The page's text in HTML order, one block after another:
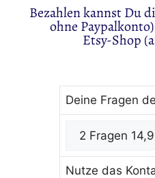
Bezahlen kannst Du
ohne
Etsy-Shop
Deine Fragen
Nutze das